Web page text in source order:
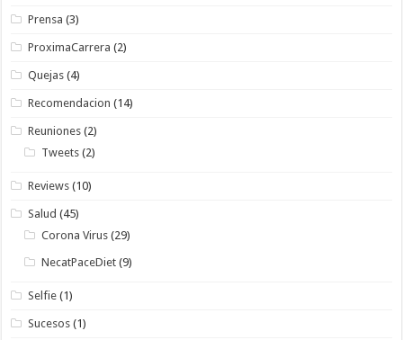
Prensa (3)
ProximaCarrera (2)
Quejas (4)
Recomendacion (14)
Reuniones (2)
Tweets (2)
Reviews (10)
Salud (45)
Corona Virus (29)
NecatPaceDiet (9)
Selfie (1)
Sucesos (1)